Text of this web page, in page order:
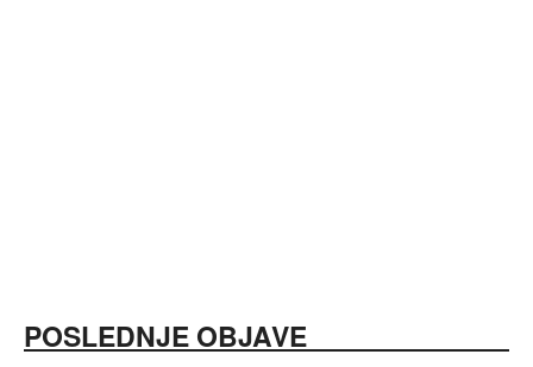
POSLEDNJE OBJAVE